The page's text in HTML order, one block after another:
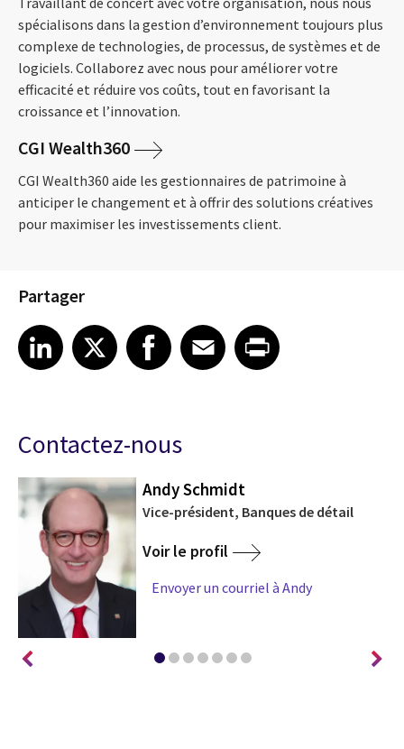
spécialisons dans la gestion d’environnement toujours plus
complexe de technologies, de processus, de systèmes et de
logiciels. Collaborez avec nous pour améliorer votre
efficacité et réduire vos coûts, tout en favorisant la
croissance et l’innovation.
CGI Wealth360
CGI Wealth360 aide les gestionnaires de patrimoine à
anticiper le changement et à offrir des solutions créatives
pour maximiser les investissements client.
Partager
Share article on LinkedIn
LinkedIn
Share article on XShare article on Facebook
Facebook
Share article on Email
EmailShare article on Print
Contactez-nous
Andy Schmidt
Vice-président, Banques de détail
Voir le profil
Envoyer un courriel à Andy